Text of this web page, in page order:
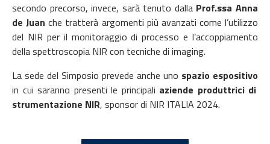
secondo precorso, invece, sarà tenuto dalla Prof.ssa Anna
de Juan che tratterà argomenti più avanzati come l’utilizzo
del NIR per il monitoraggio di processo e l’accoppiamento
della spettroscopia NIR con tecniche di imaging.
La sede del Simposio prevede anche uno spazio espositivo
in cui saranno presenti le principali aziende produttrici di
strumentazione NIR, sponsor di NIR ITALIA 2024.